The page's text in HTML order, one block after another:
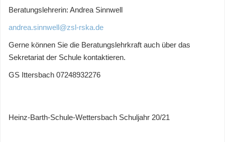
Beratungslehrerin: Andrea Sinnwell
andrea.sinnwell@zsl-rska.de
Gerne können Sie die Beratungslehrkraft auch über das
Sekretariat der Schule kontaktieren.
GS Ittersbach 07248932276
Heinz-Barth-Schule-Wettersbach Schuljahr 20/21